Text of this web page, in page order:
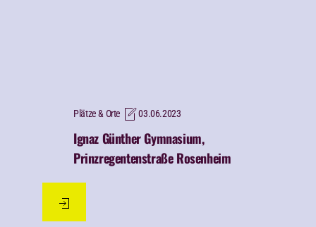
Plätze & Orte 03.06.2023
Ignaz Günther Gymnasium,
Prinzregentenstraße Rosenheim